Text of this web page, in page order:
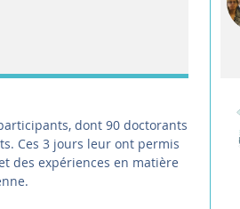
dont 90 doctorants
Ces 3 jours leur ont permis
des expériences en matière